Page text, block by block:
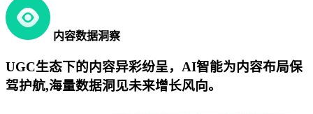
内容数据洞察
UGC生态下的内容异彩纷呈，AI智能为内容布局保
驾护航,海量数据洞见未来增长风向。